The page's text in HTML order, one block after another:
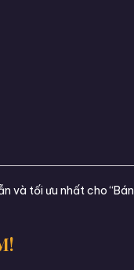
và tối ưu nhất cho